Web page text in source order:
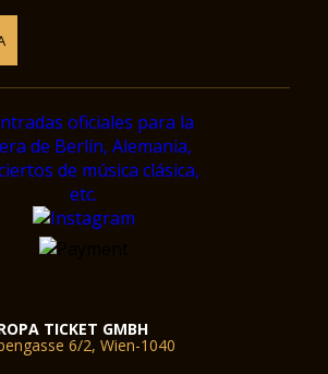
TICKET GMBH
6/2, Wien-1040